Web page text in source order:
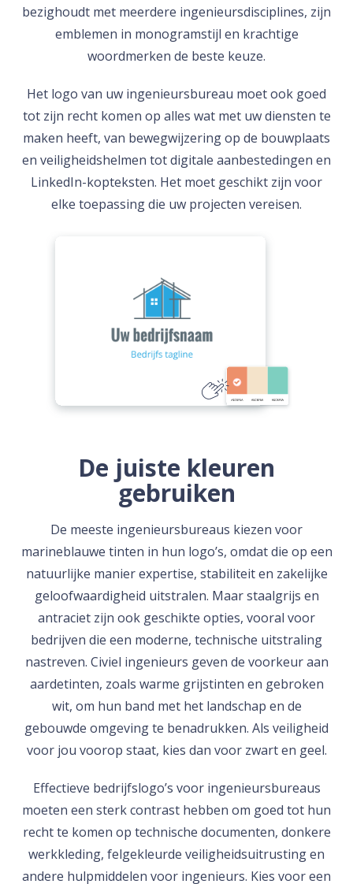
bezighoudt met meerdere ingenieursdisciplines, zijn
emblemen in monogramstijl en krachtige
woordmerken de beste keuze.
Het logo van uw ingenieursbureau moet ook goed
tot zijn recht komen op alles wat met uw diensten te
maken heeft, van bewegwijzering op de bouwplaats
en veiligheidshelmen tot digitale aanbestedingen en
LinkedIn-kopteksten. Het moet geschikt zijn voor
elke toepassing die uw projecten vereisen.
De juiste kleuren
gebruiken
De meeste ingenieursbureaus kiezen voor
marineblauwe tinten in hun logo’s, omdat die op een
natuurlijke manier expertise, stabiliteit en zakelijke
geloofwaardigheid uitstralen. Maar staalgrijs en
antraciet zijn ook geschikte opties, vooral voor
bedrijven die een moderne, technische uitstraling
nastreven. Civiel ingenieurs geven de voorkeur aan
aardetinten, zoals warme grijstinten en gebroken
wit, om hun band met het landschap en de
gebouwde omgeving te benadrukken. Als veiligheid
voor jou voorop staat, kies dan voor zwart en geel.
Effectieve bedrijfslogo’s voor ingenieursbureaus
moeten een sterk contrast hebben om goed tot hun
recht te komen op technische documenten, donkere
werkkleding, felgekleurde veiligheidsuitrusting en
andere hulpmiddelen voor ingenieurs. Kies voor een